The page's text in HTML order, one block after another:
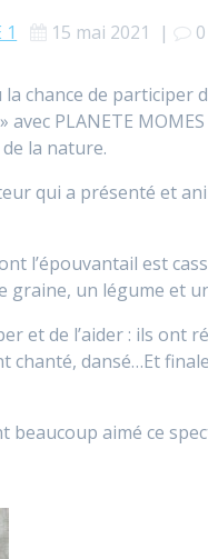
1 15 mai 2021 | 0
chance de participer
avec PLANETE
la nature.
qui a présenté et
l’épouvantail est
graine, un légume et
et de l’aider : ils ont
chanté, dansé…Et
beaucoup aimé ce